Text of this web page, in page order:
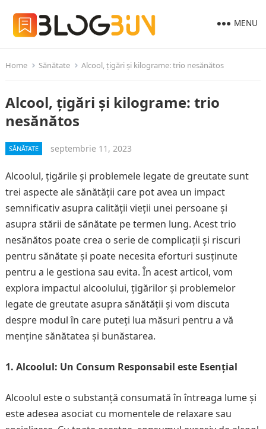
MENU
Home Sănătate Alcool, țigări și kilograme: trio nesănătos
Alcool, țigări și kilograme: trio
nesănătos
SĂNĂTATE septembrie 11, 2023
Alcoolul, țigările și problemele legate de greutate sunt
trei aspecte ale sănătății care pot avea un impact
semnificativ asupra calității vieții unei persoane și
asupra stării de sănătate pe termen lung. Acest trio
nesănătos poate crea o serie de complicații și riscuri
pentru sănătate și poate necesita eforturi susținute
pentru a le gestiona sau evita. În acest articol, vom
explora impactul alcoolului, țigărilor și problemelor
legate de greutate asupra sănătății și vom discuta
despre modul în care puteți lua măsuri pentru a vă
menține sănătatea și bunăstarea.
1. Alcoolul: Un Consum Responsabil este Esențial
Alcoolul este o substanță consumată în întreaga lume și
este adesea asociat cu momentele de relaxare sau